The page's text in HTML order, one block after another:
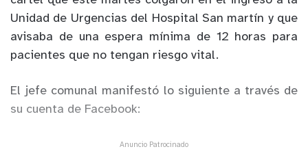
Unidad de Urgencias del Hospital San martín y que
avisaba de una espera mínima de 12 horas para
pacientes que no tengan riesgo vital.
El jefe comunal manifestó lo siguiente a través de
su cuenta de Facebook:
Anuncio Patrocinado